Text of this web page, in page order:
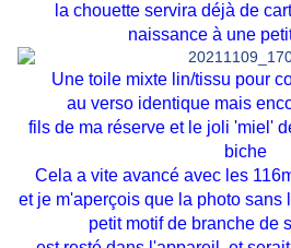
la chouette servira déjà de
naissance à une
Une toile mixte lin/tissu pour
au verso identique mais
fils de ma réserve et le joli 'miel'
biche
Cela a vite avancé avec les
et je m'aperçois que la photo sans
petit motif de branche de